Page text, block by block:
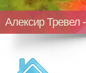
Алексир Тревел